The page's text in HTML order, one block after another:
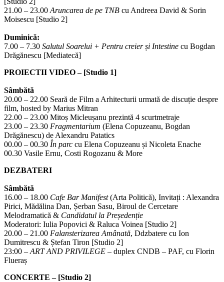
21.00 – 23.00 Aruncarea de pe TNB cu Andreea David & Sorin
Moisescu [Studio 2]
Duminică:
7.00 – 7.30 Salutul Soarelui + Pentru creier și Intestine cu Bogdan
Drăgănescu [Mediatecă]
PROIECTII VIDEO – [Studio 1]
Sâmbătă
20.00 – 22.00 Seară de Film a Arhitecturii urmată de discuție despre
film, hosted by Marius Mitran
22.00 – 23.00 Mitoș Micleușanu prezintă 4 scurtmetraje
23.00 – 23.30 Fragmentarium (Elena Copuzeanu, Bogdan
Drăgănescu) de Alexandru Patatics
00.00 – 00.30 În parc cu Elena Copuzeanu și Nicoleta Enache
00.30 Vasile Ernu, Costi Rogozanu & More
DEZBATERI
Sâmbătă
16.00 – 18.00 Cafe Bar Manifest(Arta Politică), Invitați : Alexandra
Pirici, Mădălina Dan, Șerban Sasu, Biroul de Cercetare
Melodramatică & Candidatul la Președenție
Moderatori: Iulia Popovici & Raluca Voinea [Studio 2]
20.00 – 21.00 Falansterizarea Amânată, Ddzbatere cu Ion
Dumitrescu & Ștefan Tiron [Studio 2]
23:00 – ART AND PRIVILEGE – duplex CNDB – PAF, cu Florin
Flueraș
CONCERTE – [Studio 2]